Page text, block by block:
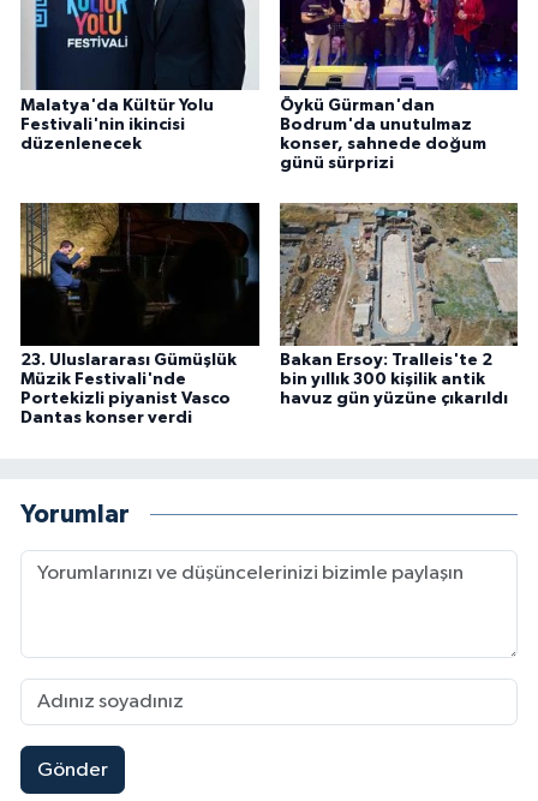
Malatya'da Kültür Yolu
Festivali'nin ikincisi
düzenlenecek
Öykü Gürman'dan
Bodrum'da unutulmaz
konser, sahnede doğum
günü sürprizi
23. Uluslararası Gümüşlük
Müzik Festivali'nde
Portekizli piyanist Vasco
Dantas konser verdi
Bakan Ersoy: Tralleis'te 2
bin yıllık 300 kişilik antik
havuz gün yüzüne çıkarıldı
Yorumlar
Gönder